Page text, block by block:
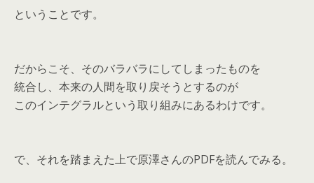
ということです。
だからこそ、そのバラバラにしてしまったものを
統合し、本来の人間を取り戻そうとするのが
このインテグラルという取り組みにあるわけです。
で、それを踏まえた上で原澤さんのPDFを読んでみる。